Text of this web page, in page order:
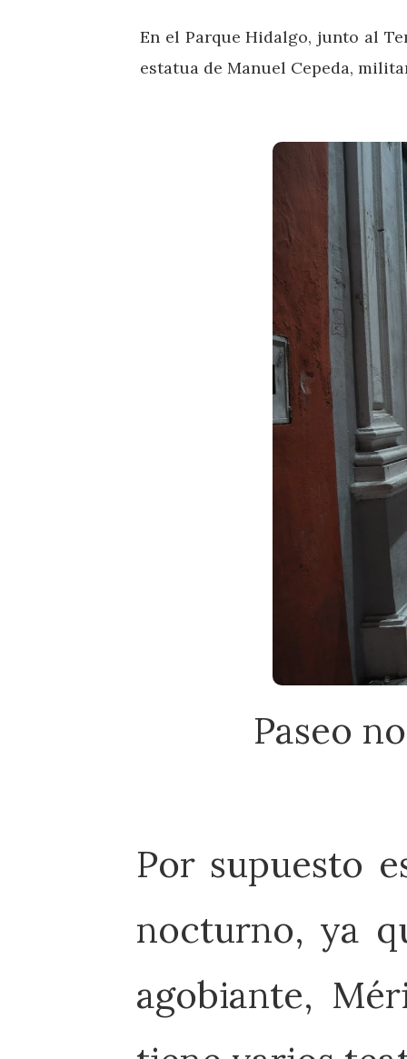
En el Parque Hidalgo, junto al
estatua de Manuel Cepeda,
Paseo
Por supuesto
nocturno, ya
agobiante,